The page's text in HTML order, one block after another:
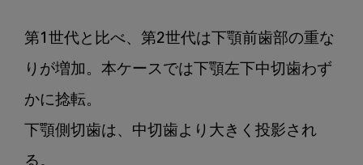
第1世代と比べ、第2世代は下顎前歯部の重な
りが増加。本ケースでは下顎左下中切歯わず
かに捻転。
下顎側切歯は、中切歯より大きく投影され